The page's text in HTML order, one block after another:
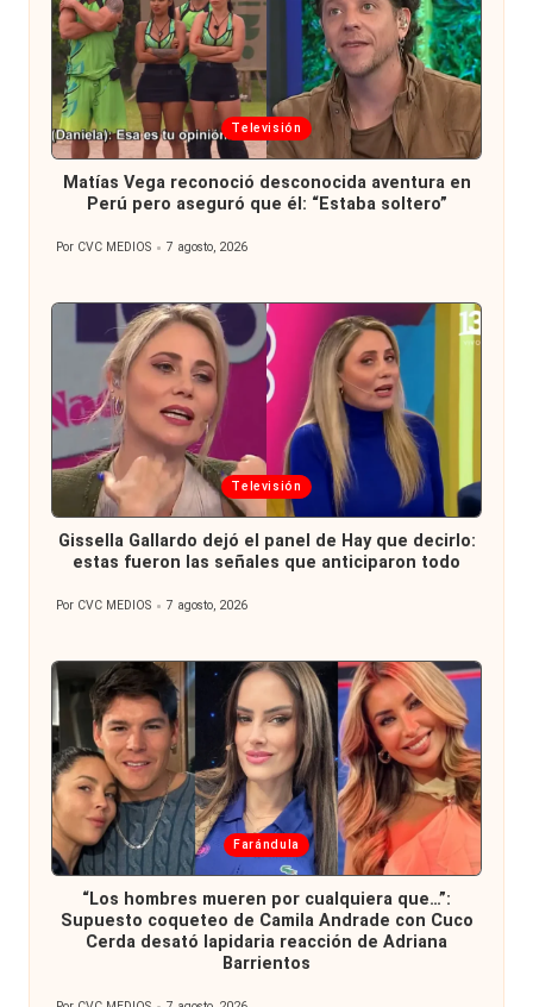
Publicada
en
Televisión
Matías Vega reconoció desconocida aventura en
Perú pero aseguró que él: “Estaba soltero”
Publicado
Por CVC MEDIOS 7 agosto, 2026
Publicada
en
Televisión
Gissella Gallardo dejó el panel de Hay que decirlo:
estas fueron las señales que anticiparon todo
Publicado
Por CVC MEDIOS 7 agosto, 2026
Publicada
en
Farándula
“Los hombres mueren por cualquiera que…”:
Supuesto coqueteo de Camila Andrade con Cuco
Cerda desató lapidaria reacción de Adriana
Barrientos